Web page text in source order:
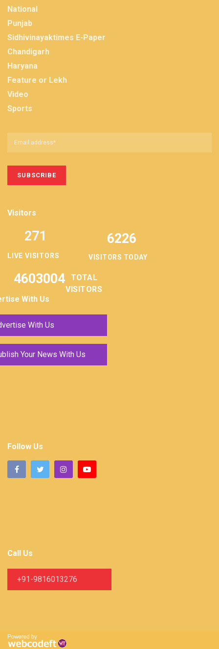
National
Punjab
Sidhivinayaktimes E-Paper
Chandigarh
Haryana
Feature or Lekh
Video
Sports
Visitors
LIVE VISITORS
271 6226
VISITORS TODAY
4603004
TOTAL
VISITORS
With Us
With Us
Your News With Us
Follow Us
Call Us
+91-9816013276